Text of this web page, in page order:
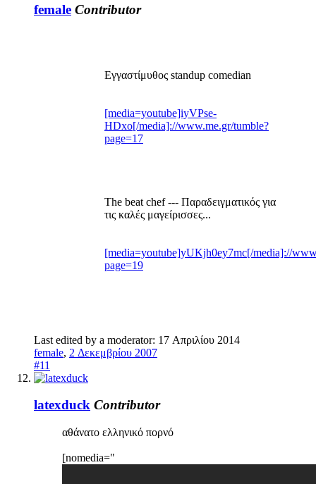
female Contributor
Εγγαστίμυθος standup comedian
[media=youtube]iyVPse-
HDxo[/media]://www.me.gr/tumble?
page=17
The beat chef --- Παραδειγματικός για
τις καλές μαγείρισσες...
[media=youtube]yUKjh0ey7mc[/media]://
page=19
Last edited by a moderator: 17 Απριλίου 2014
female, 2 Δεκεμβρίου 2007
#11
latexduck Contributor
αθάνατο ελληνικό πορνό
[nomedia="